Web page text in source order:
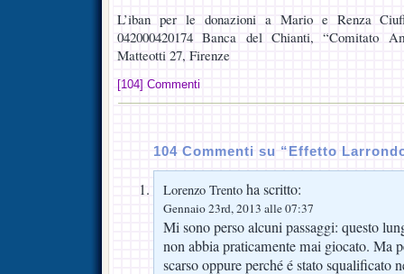
L’iban per le donazioni a Mario e Renza
042000420174 Banca del Chianti, “Comitato
Matteotti 27, Firenze
[104] Commenti
104 Commenti su “Effetto
Lorenzo Trento ha scritto:
Gennaio 23rd, 2013 alle 07:37
Mi sono perso alcuni passaggi: questo
non abbia praticamente mai giocato. Ma
scarso oppure perché é stato squalificato